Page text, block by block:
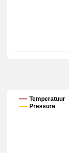
Temperatuur
Pressure